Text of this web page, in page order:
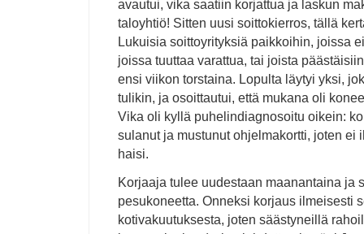
avautui, vika saatiin korjattua ja laskun
taloyhtiö! Sitten uusi soittokierros, tällä
Lukuisia soittoyrityksiä paikkoihin, joissa
joissa tuuttaa varattua, tai joista
ensi viikon torstaina. Lopulta läytyi yksi,
tulikin, ja osoittautui, että mukana oli
Vika oli kyllä puhelindiagnosoitu oikein:
sulanut ja mustunut ohjelmakortti, joten ei
haisi.
Korjaaja tulee uudestaan maanantaina ja
pesukoneetta. Onneksi korjaus ilmeisesti
kotivakuutuksesta, joten säästyneillä